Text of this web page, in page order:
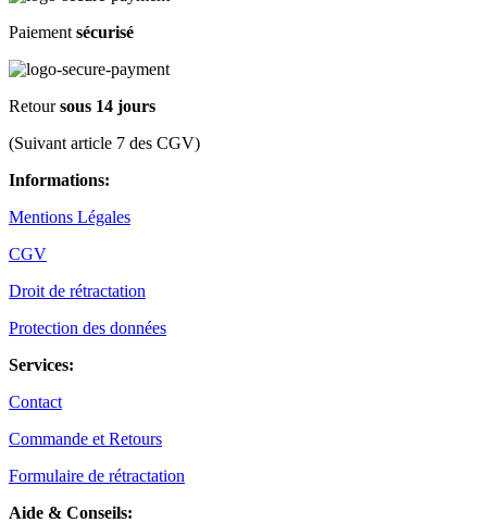
Paiement sécurisé
Retoursous 14 jours
(Suivant article 7 des CGV)
Informations:
Mentions Légales
CGV
Droit de rétractation
Protection des données
Services:
Contact
Commande et Retours
Formulaire de rétractation
Aide & Conseils: